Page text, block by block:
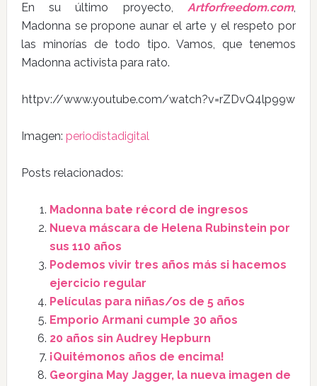
En su último proyecto,Artforfreedom.com,
Madonna se propone aunar el arte y el respeto por
las minorías de todo tipo. Vamos, que tenemos
Madonna activista para rato.
httpv://www.youtube.com/watch?v=rZDvQ4lp99w
Imagen: periodistadigital
Posts relacionados:
Madonna bate récord de ingresos
Nueva máscara de Helena Rubinstein por
sus 110 años
Podemos vivir tres años más si hacemos
ejercicio regular
Películas para niñas/os de 5 años
Emporio Armani cumple 30 años
20 años sin Audrey Hepburn
¡Quitémonos años de encima!
Georgina May Jagger, la nueva imagen de